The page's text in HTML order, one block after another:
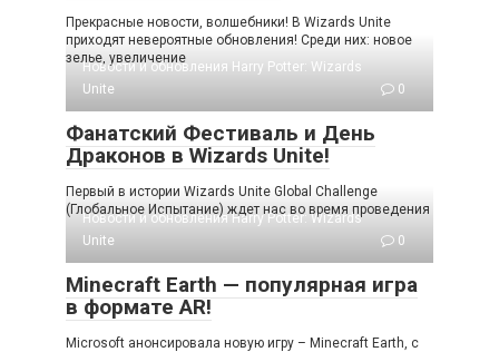
Прекрасные новости, волшебники! В Wizards Unite
приходят невероятные обновления! Среди них: новое
зелье, увеличение
Новости и обновления Harry Potter: Wizards
Unite
0
Фанатский Фестиваль и День
Драконов в Wizards Unite!
Первый в истории Wizards Unite Global Challenge
(Глобальное Испытание) ждет нас во время проведения
Новости и обновления Harry Potter: Wizards
Unite
0
Minecraft Earth — популярная игра
в формате AR!
Microsoft анонсировала новую игру – Minecraft Earth, с